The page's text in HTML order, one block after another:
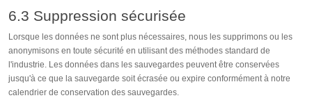
6.3 Suppression sécurisée
Lorsque les données ne sont plus nécessaires, nous les supprimons ou les
anonymisons en toute sécurité en utilisant des méthodes standard de
l'industrie. Les données dans les sauvegardes peuvent être conservées
jusqu'à ce que la sauvegarde soit écrasée ou expire conformément à notre
calendrier de conservation des sauvegardes.